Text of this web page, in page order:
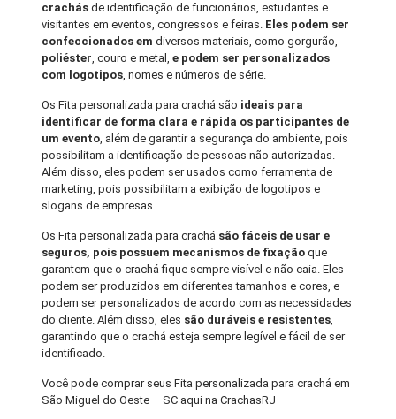
crachás de identificação de funcionários, estudantes e
visitantes em eventos, congressos e feiras. Eles podem ser
confeccionados emdiversos materiais, como gorgurão,
poliéster, couro e metal,e podem ser personalizados
com logotipos, nomes e números de série.
Os Fita personalizada para crachá são ideais para
identificar de forma clara e rápida os participantes de
um evento, além de garantir a segurança do ambiente, pois
possibilitam a identificação de pessoas não autorizadas.
Além disso, eles podem ser usados como ferramenta de
marketing, pois possibilitam a exibição de logotipos e
slogans de empresas.
Os Fita personalizada para crachá são fáceis de usar e
seguros, pois possuem mecanismos de fixação que
garantem que o crachá fique sempre visível e não caia. Eles
podem ser produzidos em diferentes tamanhos e cores, e
podem ser personalizados de acordo com as necessidades
do cliente. Além disso, eles são duráveis e resistentes,
garantindo que o crachá esteja sempre legível e fácil de ser
identificado.
Você pode comprar seus Fita personalizada para crachá em
São Miguel do Oeste – SC aqui na CrachasRJ